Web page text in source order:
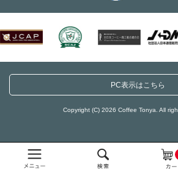
PC表示はこちら
Copyright (C) 2026 Coffee Tonya. All